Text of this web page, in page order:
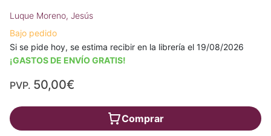
Luque Moreno, Jesús
Bajo pedido
Si se pide hoy, se estima recibir en la librería el 19/08/2026
¡GASTOS DE ENVÍO GRATIS!
PVP. 50,00€
Comprar